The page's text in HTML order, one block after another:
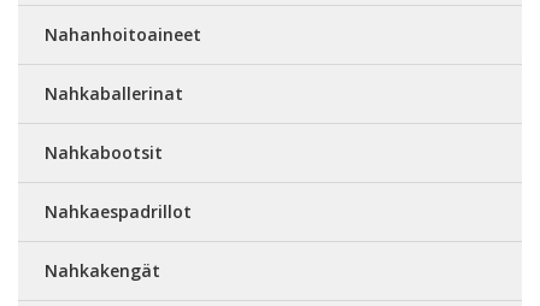
Nahanhoitoaineet
Nahkaballerinat
Nahkabootsit
Nahkaespadrillot
Nahkakengät